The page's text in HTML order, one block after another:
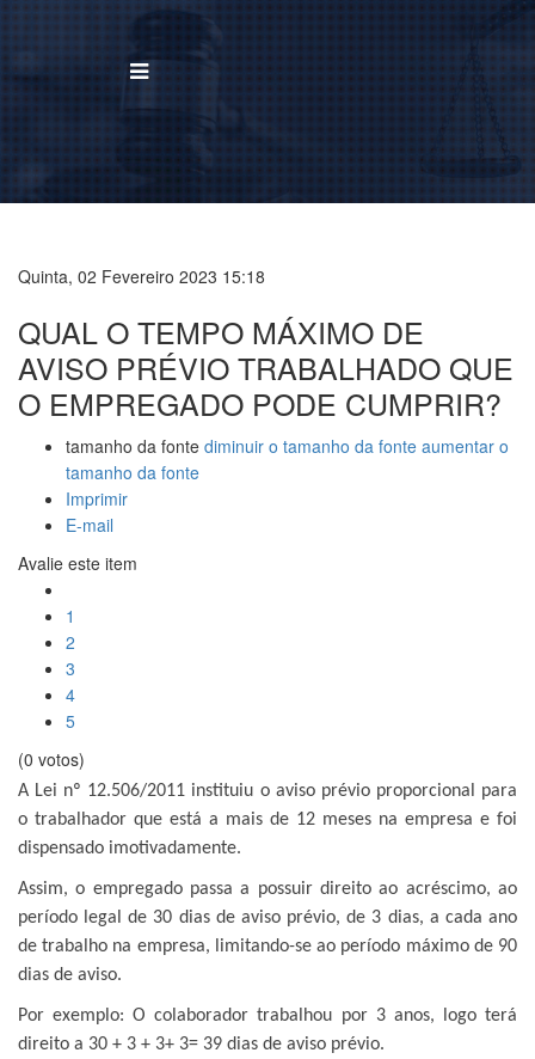
Quinta, 02 Fevereiro 2023 15:18
QUAL O TEMPO MÁXIMO DE
AVISO PRÉVIO TRABALHADO QUE
O EMPREGADO PODE CUMPRIR?
tamanho da fonte diminuir o tamanho da fonte aumentar o
tamanho da fonte
Imprimir
E-mail
Avalie este item
1
2
3
4
5
(0 votos)
A Lei nº 12.506/2011 instituiu o aviso prévio proporcional para
o trabalhador que está a mais de 12 meses na empresa e foi
dispensado imotivadamente.
Assim, o empregado passa a possuir direito ao acréscimo, ao
período legal de 30 dias de aviso prévio, de 3 dias, a cada ano
de trabalho na empresa, limitando-se ao período máximo de 90
dias de aviso.
Por exemplo: O colaborador trabalhou por 3 anos, logo terá
direito a 30 + 3 + 3+ 3= 39 dias de aviso prévio.
BUSCAR
Institucional
Área de Atuação
Treinamentos
Trabalhe Conosco